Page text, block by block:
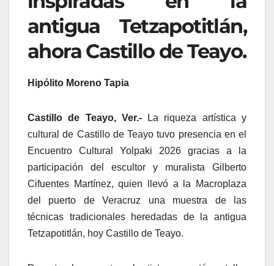
antigua Tetzapotitlán,
ahora Castillo de Teayo.
Hipólito Moreno Tapia
Castillo de Teayo, Ver.-La riqueza artística y
cultural de Castillo de Teayo tuvo presencia en el
Encuentro Cultural Yolpaki 2026 gracias a la
participación del escultor y muralista Gilberto
Cifuentes Martínez, quien llevó a la Macroplaza
del puerto de Veracruz una muestra de las
técnicas tradicionales heredadas de la antigua
Tetzapotitlán, hoy Castillo de Teayo.